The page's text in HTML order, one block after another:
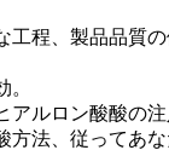
工程、製品品質
アルロン酸酸の
方法、従ってあ